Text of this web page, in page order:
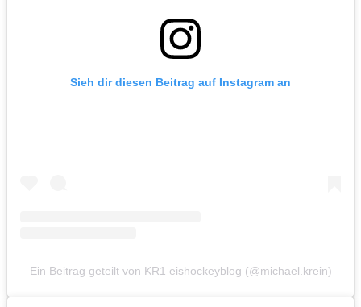
Sieh dir diesen Beitrag auf Instagram an
Ein Beitrag geteilt von KR1 eishockeyblog (@michael.krein)